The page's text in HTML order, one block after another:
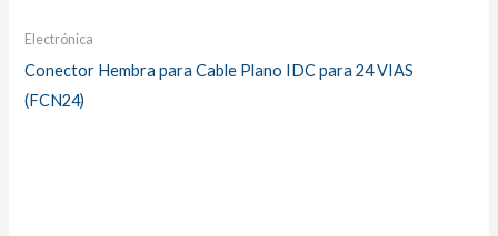
Electrónica
Conector Hembra para Cable Plano IDC para 24 VIAS
(FCN24)